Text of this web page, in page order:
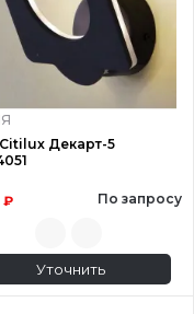
Декарт-5
₽ По запросу
Уточнить